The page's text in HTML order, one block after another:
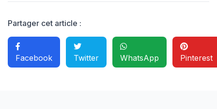
Partager cet article :
Facebook Twitter WhatsApp Pinterest